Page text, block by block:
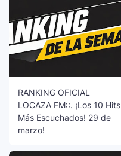
RANKING OFICIAL
LOCAZA FM::. ¡Los 10 Hits
Más Escuchados! 29 de
marzo!